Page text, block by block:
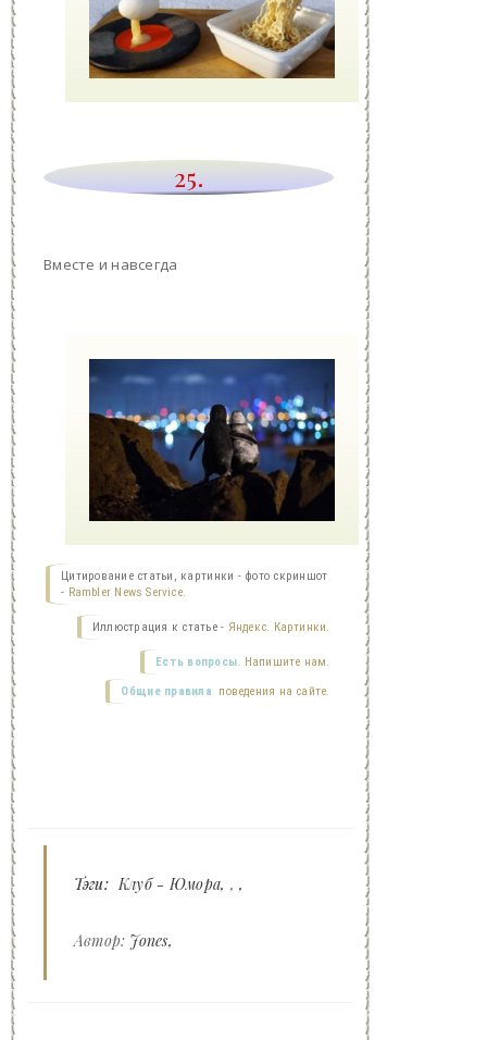
25.
Вместе и навсегда
Цитирование статьи, картинки - фото скриншот
- Rambler News Service.
Иллюстрация к статье - Яндекс. Картинки.
Есть вопросы. Напишите нам.
Общие правила поведения на сайте.
Тэги: Клуб - Юмора ,
Автор: Jones